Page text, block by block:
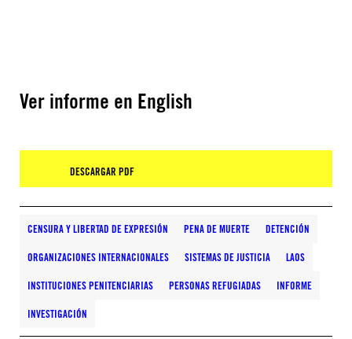
Ver informe en English
DESCARGAR PDF
CENSURA Y LIBERTAD DE EXPRESIÓN PENA DE MUERTE DETENCIÓN
ORGANIZACIONES INTERNACIONALES SISTEMAS DE JUSTICIA LAOS
INSTITUCIONES PENITENCIARIAS PERSONAS REFUGIADAS INFORME
INVESTIGACIÓN